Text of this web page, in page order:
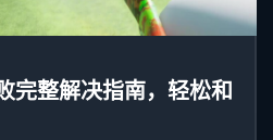
完整解决指南，轻松和